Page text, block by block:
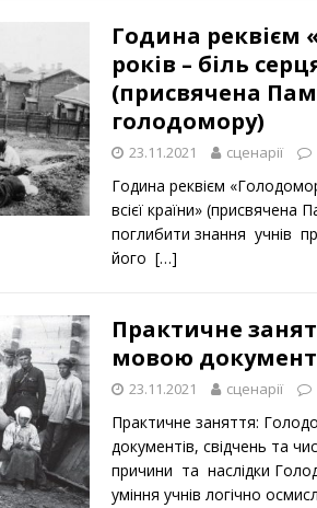
Година реквієм
років – біль
(присвячена
голодомору)
23.11.2021 сценарії
Година реквієм
всієї країни»
поглибити знання учнів
його […]
Практичне
мовою
23.11.2021 сценарії
Практичне заняття:
документів, свідчень та
причини та наслідки
уміння учнів логічно